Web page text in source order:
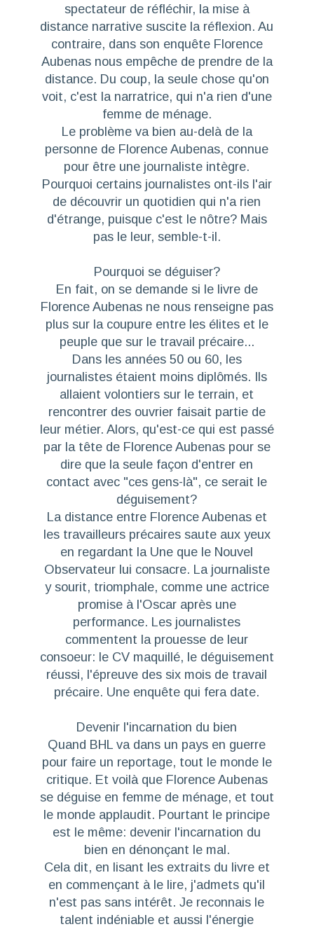
spectateur de réfléchir, la mise à
distance narrative suscite la réflexion. Au
contraire, dans son enquête Florence
Aubenas nous empêche de prendre de la
distance. Du coup, la seule chose qu'on
voit, c'est la narratrice, qui n'a rien d'une
femme de ménage.
Le problème va bien au-delà de la
personne de Florence Aubenas, connue
pour être une journaliste intègre.
Pourquoi certains journalistes ont-ils l'air
de découvrir un quotidien qui n'a rien
d'étrange, puisque c'est le nôtre? Mais
pas le leur, semble-t-il.
Pourquoi se déguiser?
En fait, on se demande si le livre de
Florence Aubenas ne nous renseigne pas
plus sur la coupure entre les élites et le
peuple que sur le travail précaire...
Dans les années 50 ou 60, les
journalistes étaient moins diplômés. Ils
allaient volontiers sur le terrain, et
rencontrer des ouvrier faisait partie de
leur métier. Alors, qu'est-ce qui est passé
par la tête de Florence Aubenas pour se
dire que la seule façon d'entrer en
contact avec "ces gens-là", ce serait le
déguisement?
La distance entre Florence Aubenas et
les travailleurs précaires saute aux yeux
en regardant la Une que le Nouvel
Observateur lui consacre. La journaliste
y sourit, triomphale, comme une actrice
promise à l'Oscar après une
performance. Les journalistes
commentent la prouesse de leur
consoeur: le CV maquillé, le déguisement
réussi, l'épreuve des six mois de travail
précaire. Une enquête qui fera date.
Devenir l'incarnation du bien
Quand BHL va dans un pays en guerre
pour faire un reportage, tout le monde le
critique. Et voilà que Florence Aubenas
se déguise en femme de ménage, et tout
le monde applaudit. Pourtant le principe
est le même: devenir l'incarnation du
bien en dénonçant le mal.
Cela dit, en lisant les extraits du livre et
en commençant à le lire, j'admets qu'il
n'est pas sans intérêt. Je reconnais le
talent indéniable et aussi l'énergie